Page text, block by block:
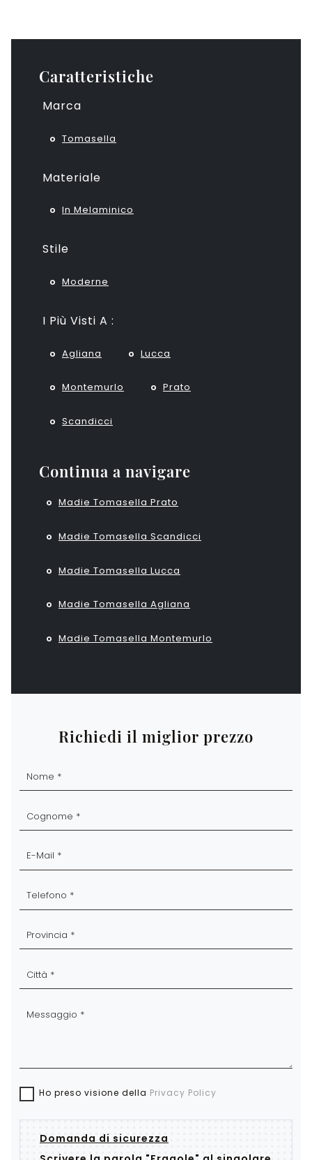
Caratteristiche
Marca
Tomasella
Materiale
In Melaminico
Stile
Moderne
I Più Visti A :
Agliana Lucca
Montemurlo Prato
Scandicci
Continua a navigare
Madie Tomasella Prato
Madie Tomasella Scandicci
Madie Tomasella Lucca
Madie Tomasella Agliana
Madie Tomasella Montemurlo
Richiedi il miglior prezzo
Ho preso visione della Privacy Policy
Domanda di sicurezza